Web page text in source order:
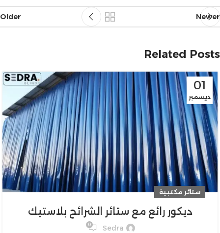
Newer
Older
Related Posts
01
ديسمبر
ستائر مكتبية
ديكور رائع مع ستائر الشرائح بلاستيك
Sedra
0